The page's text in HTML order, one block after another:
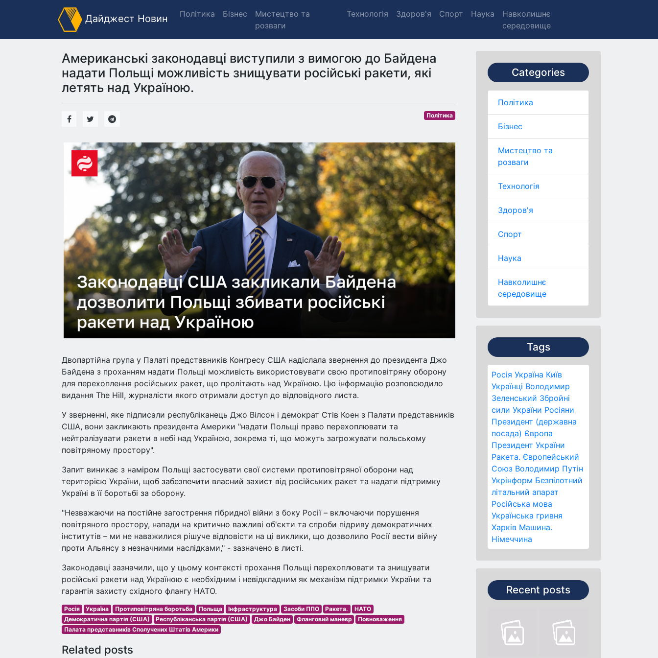
Дайджест Новин Політика Бізнес
Мистецтво та
розваги
Технологія Здоров'я Спорт Наука
Навколишнє
середовище
Categories
Політика
Бізнес
Мистецтво та
розваги
Технологія
Здоров'я
Спорт
Наука
Навколишнє
середовище
Tags
Росія Україна Київ
Українці Володимир
Зеленський Збройні
сили України Росіяни
Президент (державна
посада) Європа
Президент України
Ракета. Європейський
Союз Володимир Путін
Укрінформ Безпілотний
літальний апарат
Російська мова
Українська гривня
Харків Машина.
Німеччина
Recent posts
Американські законодавці виступили з вимогою до Байдена
надати Польщі можливість знищувати російські ракети, які
летять над Україною.
Політика
Двопартійна група у Палаті представників Конгресу США надіслала звернення до президента Джо
Байдена з проханням надати Польщі можливість використовувати свою протиповітряну оборону
для перехоплення російських ракет, що пролітають над Україною. Цю інформацію розповсюдило
видання The Hill, журналісти якого отримали доступ до відповідного листа.
У зверненні, яке підписали республіканець Джо Вілсон і демократ Стів Коен з Палати представників
США, вони закликають президента Америки "надати Польщі право перехоплювати та
нейтралізувати ракети в небі над Україною, зокрема ті, що можуть загрожувати польському
повітряному простору".
Запит виникає з наміром Польщі застосувати свої системи протиповітряної оборони над
територією України, щоб забезпечити власний захист від російських ракет та надати підтримку
Україні в її боротьбі за оборону.
"Незважаючи на постійне загострення гібридної війни з боку Росії – включаючи порушення
повітряного простору, напади на критично важливі об'єкти та спроби підриву демократичних
інститутів – ми не наважилися рішуче відповісти на ці виклики, що дозволило Росії вести війну
проти Альянсу з незначними наслідками," - зазначено в листі.
Законодавці зазначили, що у цьому контексті прохання Польщі перехоплювати та знищувати
російські ракети над Україною є необхідним і невідкладним як механізм підтримки України та
гарантія захисту східного флангу НАТО.
Росія Україна Протиповітряна боротьба Польща Інфраструктура Засоби ППО Ракета.
НАТО
Демократична партія (США)
Республіканська партія (США) Джо Байден Фланговий маневр
Повноваження
Палата представників Сполучених Штатів Америки
Related posts